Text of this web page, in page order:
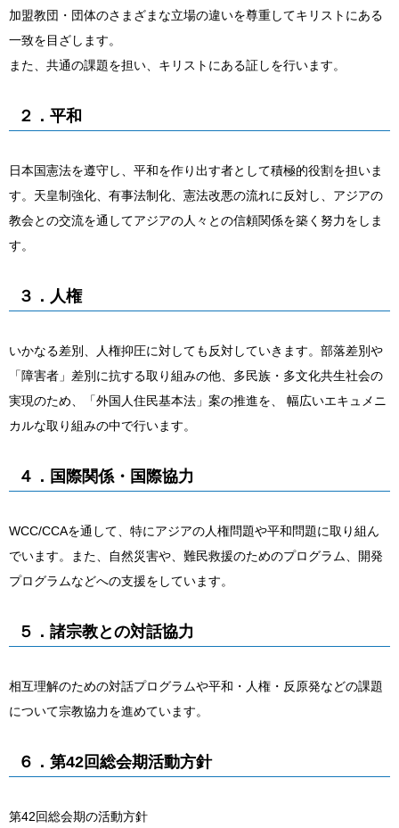
加盟教団・団体のさまざまな立場の違いを尊重してキリストにある
一致を目ざします。
また、共通の課題を担い、キリストにある証しを行います。
２．平和
日本国憲法を遵守し、平和を作り出す者として積極的役割を担いま
す。天皇制強化、有事法制化、憲法改悪の流れに反対し、アジアの
教会との交流を通してアジアの人々との信頼関係を築く努力をしま
す。
３．人権
いかなる差別、人権抑圧に対しても反対していきます。部落差別や
「障害者」差別に抗する取り組みの他、多民族・多文化共生社会の
実現のため、「外国人住民基本法」案の推進を、 幅広いエキュメニ
カルな取り組みの中で行います。
４．国際関係・国際協力
WCC/CCAを通して、特にアジアの人権問題や平和問題に取り組ん
でいます。また、自然災害や、難民救援のためのプログラム、開発
プログラムなどへの支援をしています。
５．諸宗教との対話協力
相互理解のための対話プログラムや平和・人権・反原発などの課題
について宗教協力を進めています。
６．第42回総会期活動方針
第42回総会期の活動方針